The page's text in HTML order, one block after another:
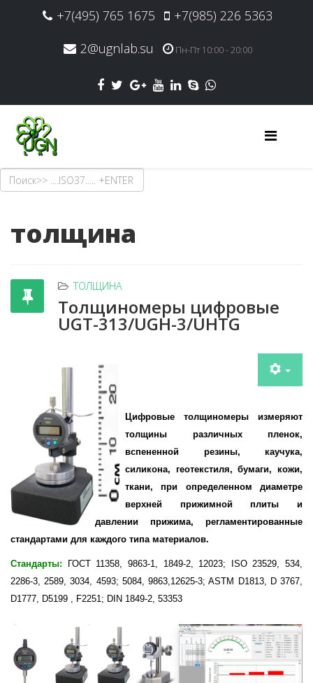
+7(495) 765 1675
+7(985) 226 5363
2@ugnlab.su
Пн-Пт 10:00 - 20:00
толщина
ТОЛЩИНА
Толщиномеры цифровые
UGT-313/UGH-3/UHTG
Цифровые толщиномеры измеряют
толщины
различных пленок,
вспененной резины, каучука,
силикона, геотекстиля, бумаги, кожи,
ткани, при определенном диаметре
верхней прижимной плиты и
давлении прижима, регламентированные
стандартами для каждого типа материалов.
Стандарты:
ГОСТ 11358, 9863-1, 1849-2, 12023; ISO 23529, 534,
2286-3, 2589, 3034, 4593; 5084, 9863,12625-3; ASTM D1813, D 3767,
D1777, D5199 , F2251; DIN 1849-2, 53353